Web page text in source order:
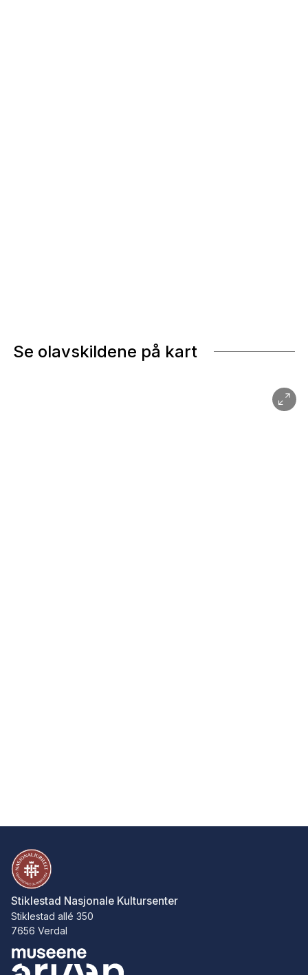
Se olavskildene på kart
Stiklestad Nasjonale Kultursenter
Stiklestad allé 350
7656 Verdal